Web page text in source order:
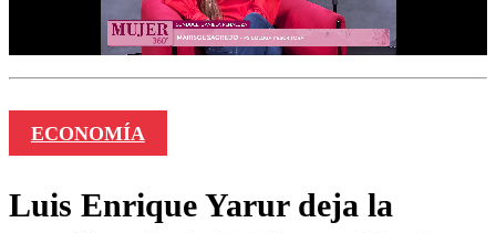
ECONOMÍA
Luis Enrique Yarur deja la